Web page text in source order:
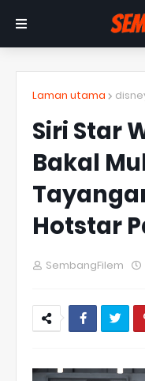
Laman utama
Siri Star
Bakal
Hotstar
SembangFilem